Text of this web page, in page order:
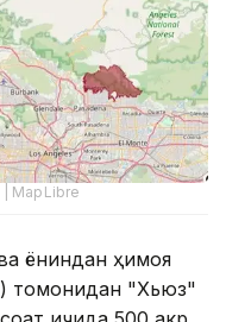
MapLibre
ёнғиндан ҳимоя
томонидан "Хьюз"